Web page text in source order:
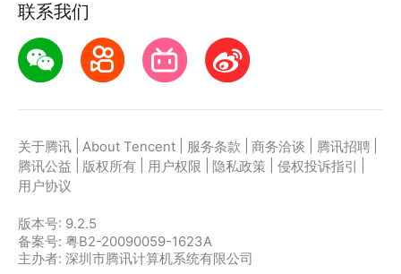
联系我们
关于腾讯 About Tencent 服务条款 商务洽谈 腾讯招聘
腾讯公益
版权所有 用户权限 隐私政策 侵权投诉指引
用户协议
版本号: 9.2.5
备案号: 粤B2-20090059-1623A
主办者: 深圳市腾讯计算机系统有限公司